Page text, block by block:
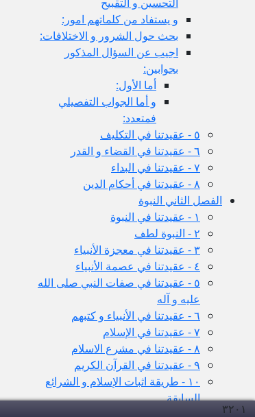
التحسين و التقبيح
و يستفاد من كلماتهم امور:
بحث حول الشرور و الاختلافات:
اجيب عن السؤال المذكور
بجوابين:
أما الأول:
و أما الجواب التفصيلي
فمتعدد:
٥ - عقيدتنا في التكليف
٦ - عقيدتنا في القضاء و القدر
٧ - عقيدتنا في البداء
٨ - عقيدتنا في أحكام الدين
الفصل الثاني النبوة
١ - عقيدتنا في النبوة
٢ - النبوة لطف
٣ - عقيدتنا في معجزة الأنبياء
٤ - عقيدتنا في عصمة الأنبياء
٥ - عقيدتنا في صفات النبي صلى الله
عليه و آله
٦ - عقيدتنا في الأنبياء و كتبهم
٧ - عقيدتنا في الإسلام
٨ - عقيدتنا في مشرع الاسلام
٩ - عقيدتنا في القرآن الكريم
١٠ - طريقة اثبات الإسلام و الشرائع
السابقة
۳۲۰ ۱